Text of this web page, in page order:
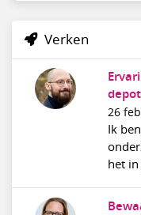
Verken
depot
26 feb
Ik
het